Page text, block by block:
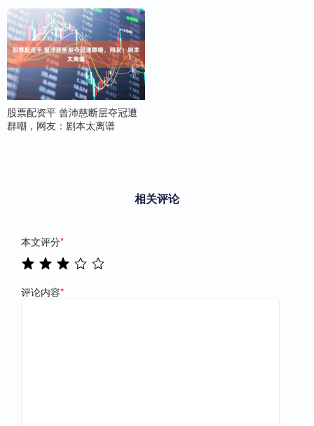
股票配资平 曾沛慈断层夺冠遭
群嘲，网友：剧本太离谱
相关评论
本文评分*
评论内容*